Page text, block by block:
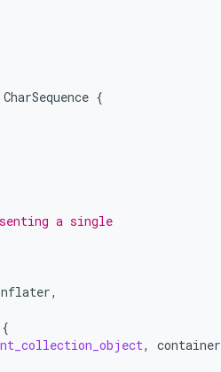
CharSequence {
a single
,
{
, container